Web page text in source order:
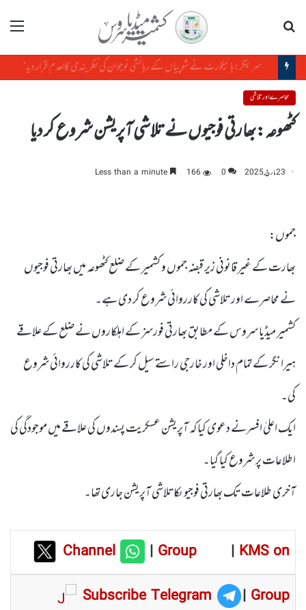
مینو
بھارت مقبوضہ کشمیر میں انسانی حقوق کی دھجیاں اڑا رہا ہے، ڈیموکریٹک فریڈم پارٹی
محاصرے اور تلاشی
کٹھوعہ:بھارتی فوجیوں نے تلاشی آپریشن شروع کر دیا
23 مارچ, 2025 0
166
جموں:
بھارت کے غیر قانونی زیر قبضہ جموں و کشمیر کے ضلع کٹھوعہ میں بھارتی فوجیوں
نے محاصرے اور تلاشی کی کارروائی شروع کر دی ہے۔
کشمیر میڈیا سروس کے مطابق بھارتی فورسز کے اہلکاروں نے ضلع کے علاقے
ہیرا نگر کے تمام داخلی اور خارجی راستے سیل کر کے تلاشی کی کارروائی شروع
کی۔
ایک اعلیٰ افسرنے دعوی کیا کہ آپریشن عسکریت پسندوں کی علاقے میں موجودگی کی
اطلاعات پر شروع کیا گیا۔
آخری طلاعات تک بھارتی فوجیوںکاتلاشی آپریشن جاری تھا۔
Channel |Group | KMS on
Subscribe Telegram
| Group